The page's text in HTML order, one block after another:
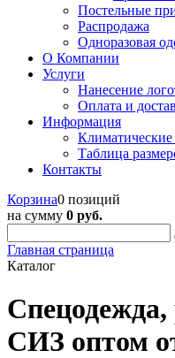
Постельные
Распродажа
Одноразовая
О Компании
Услуги
Нанесение
Оплата и
Информация
Климатические
Таблица
Контакты
Корзина0 позиций
на сумму 0 руб.
Главная страница
Каталог
Спецодежда,
СИЗ оптом